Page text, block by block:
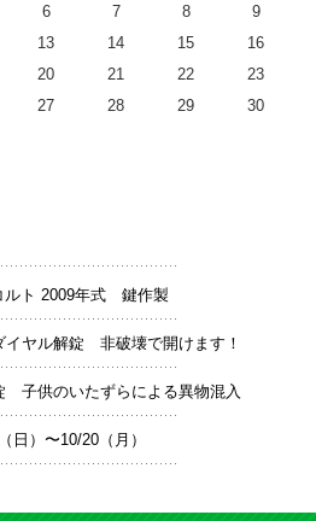
6 7 8
9
13 14 15
16
20 21 22
23
27 28 29
30
ルト 2009年式 鍵作製
ヤル解錠 非破壊で開けます！
供のいたずらによる異物混入
日）〜10/20（月）